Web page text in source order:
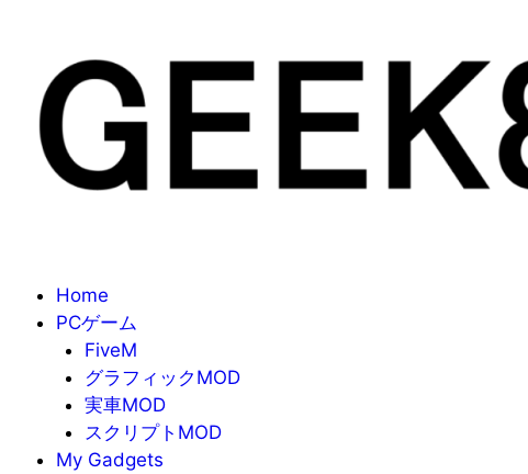
Home
PCゲーム
FiveM
グラフィックMOD
実車MOD
スクリプトMOD
My Gadgets